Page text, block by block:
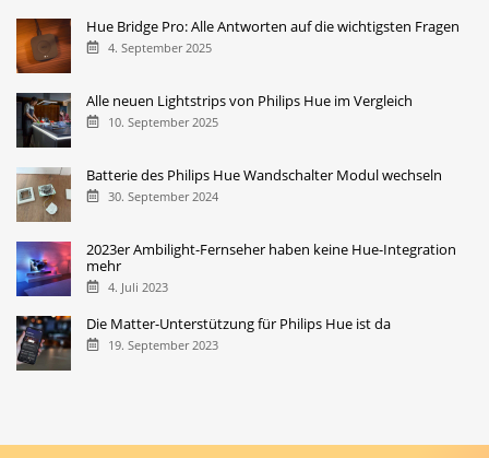
Hue Bridge Pro: Alle Antworten auf die wichtigsten Fragen
4. September 2025
Alle neuen Lightstrips von Philips Hue im Vergleich
10. September 2025
Batterie des Philips Hue Wandschalter Modul wechseln
30. September 2024
2023er Ambilight-Fernseher haben keine Hue-Integration
mehr
4. Juli 2023
Die Matter-Unterstützung für Philips Hue ist da
19. September 2023